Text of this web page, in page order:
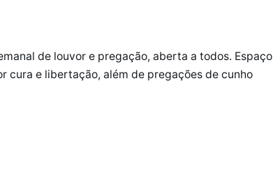
de louvor e pregação, aberta a todos. Espaço
cura e libertação, além de pregações de cunho